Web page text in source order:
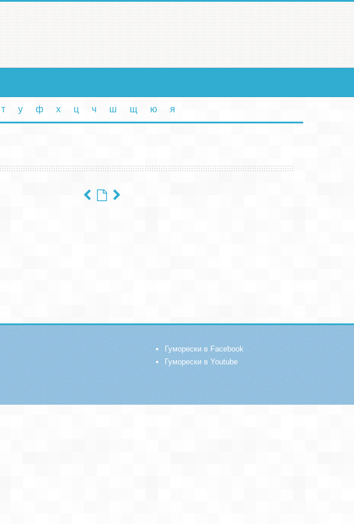
т у ф х ц ч ш щ ю я
Гуморески в Facebook
Гуморески в Youtube